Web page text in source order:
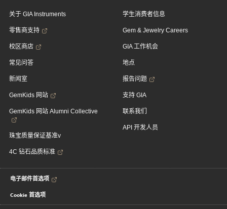
关于 GIA Instruments
零售商支持
校区商店
常见问答
新闻室
GemKids 网站
GemKids 网站 Alumni Collective
珠宝质量保证基准v
4C 钻石品质标准
学生消费者信息
Gem & Jewelry Careers
GIA 工作机会
地点
报告问题
支持 GIA
联系我们
API 开发人员
电子邮件首选项
Cookie 首选项